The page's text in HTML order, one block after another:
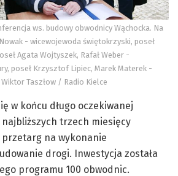
ws. budowy obwodnicy Wąchocka. Na
- wicewojewoda świętokrzyski, poseł
Agata Wojtyszek, Rafał Weber -
poseł Krzysztof Lipiec, Marek Materek -
Taszłow / Radio Kielce
w końcu długo oczekiwanej
najbliższych trzech miesięcy
przetarg na wykonanie
drogi. Inwestycja została
programu 100 obwodnic.